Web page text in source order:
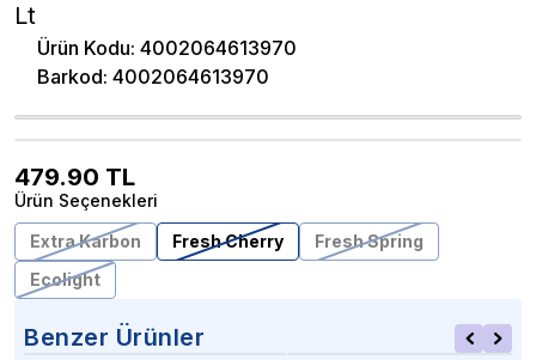
Lt
Ürün Kodu: 4002064613970
Barkod: 4002064613970
479.90 TL
Ürün Seçenekleri
Extra Karbon
Fresh Cherry
Fresh Spring
Ecolight
Benzer Ürünler